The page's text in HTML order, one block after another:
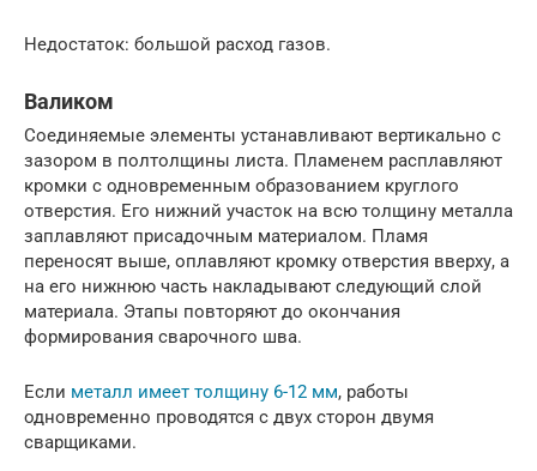
Недостаток: большой расход газов.
Валиком
Соединяемые элементы устанавливают вертикально с
зазором в полтолщины листа. Пламенем расплавляют
кромки с одновременным образованием круглого
отверстия. Его нижний участок на всю толщину металла
заплавляют присадочным материалом. Пламя
переносят выше, оплавляют кромку отверстия вверху, а
на его нижнюю часть накладывают следующий слой
материала. Этапы повторяют до окончания
формирования сварочного шва.
Если металл имеет толщину 6-12 мм, работы
одновременно проводятся с двух сторон двумя
сварщиками.